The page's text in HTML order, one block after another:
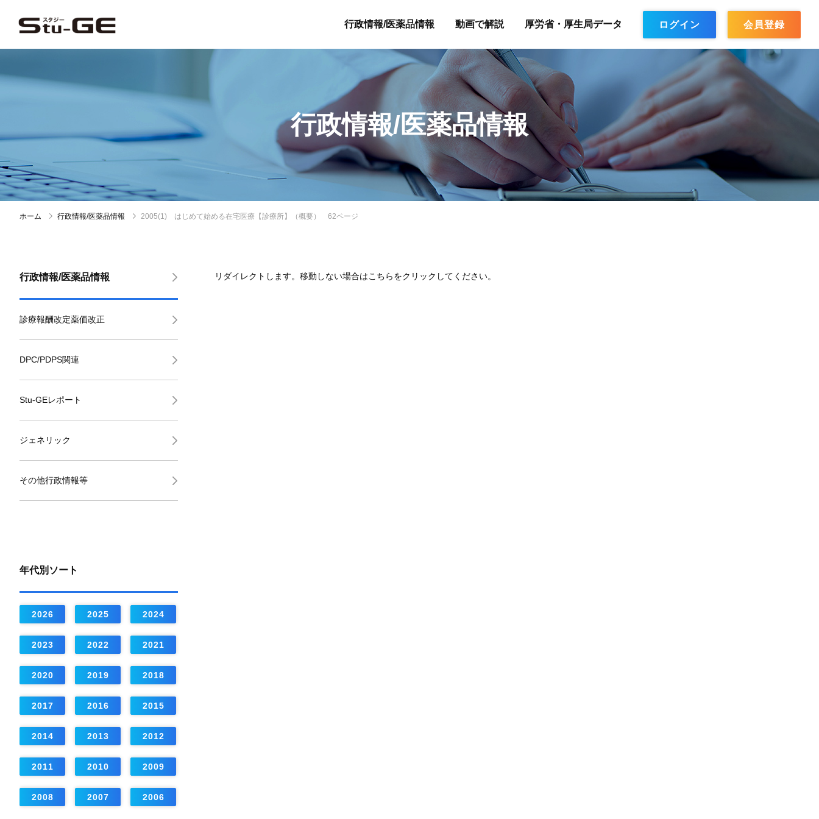
行政情報/医薬品情報 動画で解説 厚労省・厚生局データ ログイン 会員登録
行政情報/医薬品情報
ホーム 行政情報/医薬品情報 2005(1) はじめて始める在宅医療【診療所】（概要） 62ページ
リダイレクトします。移動しない場合はこちらをクリックしてください。
行政情報/医薬品情報
診療報酬改定薬価改正
DPC/PDPS関連
Stu-GEレポート
ジェネリック
その他行政情報等
年代別ソート
2026 2025 2024
2023 2022 2021
2020 2019 2018
2017 2016 2015
2014 2013 2012
2011 2010 2009
2008 2007 2006